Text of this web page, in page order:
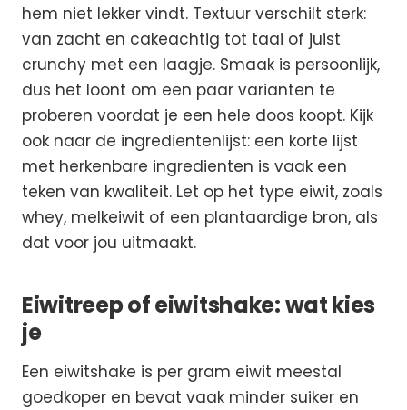
hem niet lekker vindt. Textuur verschilt sterk:
van zacht en cakeachtig tot taai of juist
crunchy met een laagje. Smaak is persoonlijk,
dus het loont om een paar varianten te
proberen voordat je een hele doos koopt. Kijk
ook naar de ingredientenlijst: een korte lijst
met herkenbare ingredienten is vaak een
teken van kwaliteit. Let op het type eiwit, zoals
whey, melkeiwit of een plantaardige bron, als
dat voor jou uitmaakt.
Eiwitreep of eiwitshake: wat kies
je
Een eiwitshake is per gram eiwit meestal
goedkoper en bevat vaak minder suiker en